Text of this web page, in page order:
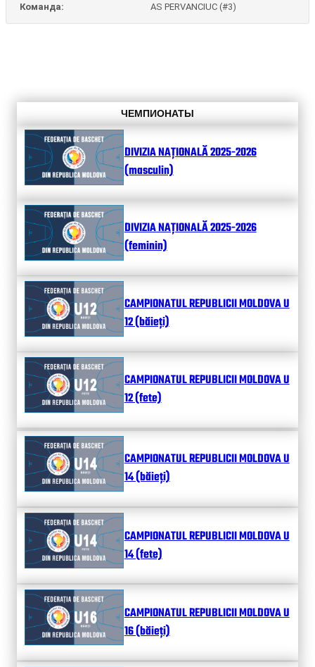
Команда:
AS PERVANCIUC (#3)
ЧЕМПИОНАТЫ
DIVIZIA NAȚIONALĂ 2025-2026
(masculin)
DIVIZIA NAȚIONALĂ 2025-2026
(feminin)
CAMPIONATUL REPUBLICII MOLDOVA U
12 (băieți)
CAMPIONATUL REPUBLICII MOLDOVA U
12 (fete)
CAMPIONATUL REPUBLICII MOLDOVA U
14 (băieți)
CAMPIONATUL REPUBLICII MOLDOVA U
14 (fete)
CAMPIONATUL REPUBLICII MOLDOVA U
16 (băieți)